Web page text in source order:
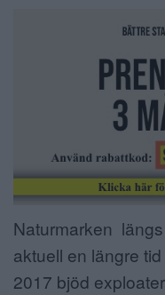
Naturmarken
aktuell en längre
2017 bjöd